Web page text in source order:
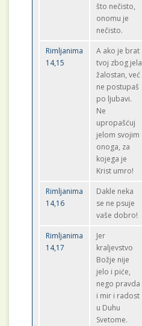
što nečisto,
onomu je
nečisto.
Rimljanima
14,15
A ako je brat
tvoj zbog jela
žalostan, već
ne postupaš
po ljubavi.
Ne
upropašćuj
jelom svojim
onoga, za
kojega je
Krist umro!
Rimljanima
14,16
Dakle neka
se ne psuje
vaše dobro!
Rimljanima
14,17
Jer
kraljevstvo
Božje nije
jelo i piće,
nego pravda
i mir i radost
u Duhu
Svetome.